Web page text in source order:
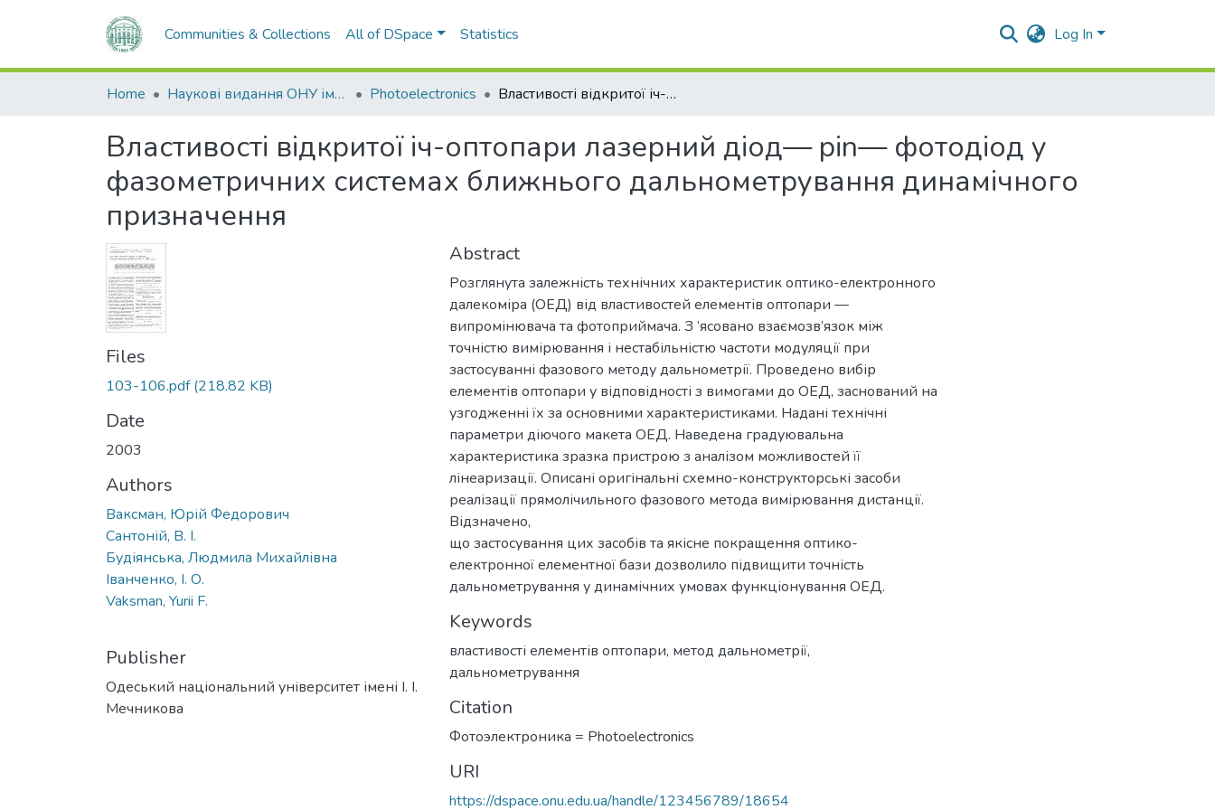
Communities & Collections All of DSpace Statistics Log In
Home Наукові видання ОНУ імені І. І. Мечникова Photoelectronics Властивості відкритої іч-оптопари лазерний діод— pin— фотодіод у фазометричних системах ближнього дальнометрування динамічного призначення
Властивості відкритої іч-оптопари лазерний діод— pin— фотодіод у
фазометричних системах ближнього дальнометрування динамічного
призначення
Files
103-106.pdf(218.82 KB)
Date
2003
Authors
Ваксман, Юрій Федорович
Сантоній, В. І.
Будіянська, Людмила Михайлівна
Іванченко, І. О.
Vaksman, Yurii F.
Publisher
Одеський національний університет імені І. І.
Мечникова
Abstract
Розглянута залежність технічних характеристик оптико-електронного
далекоміра (ОЕД) від властивостей елементів оптопари —
випромінювача та фотоприймача. З ’ясовано взаємозв’язок між
точністю вимірювання і нестабільністю частоти модуляції при
застосуванні фазового методу дальнометрії. Проведено вибір
елементів оптопари у відповідності з вимогами до ОЕД, заснований на
узгодженні їх за основними характеристиками. Надані технічні
параметри діючого макета ОЕД. Наведена градуювальна
характеристика зразка пристрою з аналізом можливостей її
лінеаризації. Описані оригінальні схемно-конструкторські засоби
реалізації прямолічильного фазового метода вимірювання дистанції.
Відзначено,
що застосування цих засобів та якісне покращення оптико-
електронної елементної бази дозволило підвищити точність
дальнометрування у динамічних умовах функціонування ОЕД.
Keywords
властивості елементів оптопари, метод дальнометрії,
дальнометрування
Citation
Фотоэлектроника = Photoelectronics
URI
https://dspace.onu.edu.ua/handle/123456789/18654